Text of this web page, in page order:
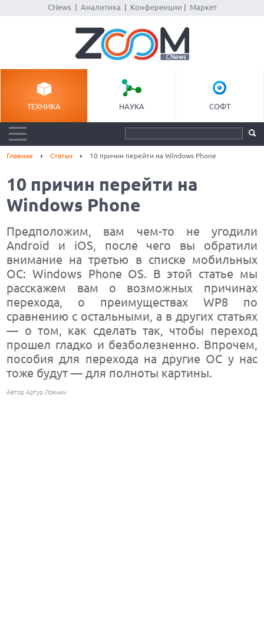
CNews| Аналитика Конференции Маркет
ТЕХНИКА НАУКА СОФТ
Главная Статьи 10 причин перейти на Windows Phone
10 причин перейти на
Windows Phone
Предположим, вам чем-то не угодили
Android и iOS, после чего вы обратили
внимание на третью в списке мобильных
ОС: Windows Phone OS. В этой статье мы
расскажем вам о возможных причинах
перехода, о преимуществах WP8 по
сравнению с остальными, а в других статьях
— о том, как сделать так, чтобы переход
прошел гладко и безболезненно. Впрочем,
пособия для перехода на другие ОС у нас
тоже будут — для полноты картины.
Автор Артур Лоянич